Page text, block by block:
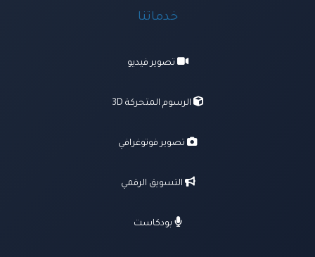
خدماتنا
تصوير فيديو
الرسوم المتحركة 3D
تصوير فوتوغرافي
التسويق الرقمي
بودكاست